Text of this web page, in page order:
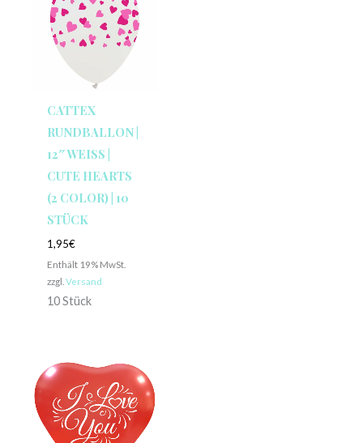
CATTEX
RUNDBALLON |
12″ WEISS | C
UTE HEARTS (
2 COLOR) | 10 S
TÜCK
1,95€
Enthält 19% MwSt.
zzgl. Versand
10 Stück